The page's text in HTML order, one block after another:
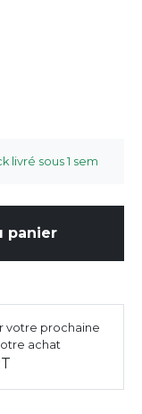
livré sous 1 sem
panier
votre prochaine
achat